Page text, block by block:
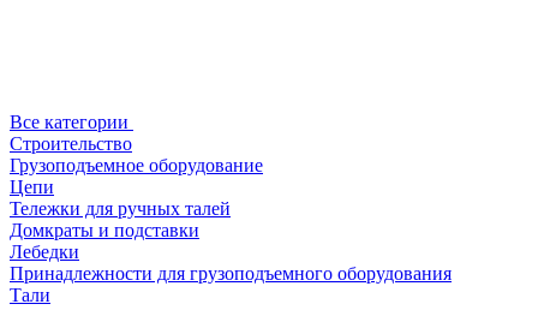
Все категории
Строительство
Грузоподъемное оборудование
Цепи
Тележки для ручных талей
Домкраты и подставки
Лебедки
Принадлежности для грузоподъемного оборудования
Тали